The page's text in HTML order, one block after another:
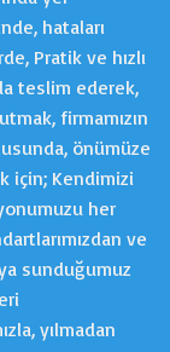
hataları
Pratik ve hızlı
teslim ederek,
firmamızın
önümüze
için; Kendimizi
her
ve
sunduğumuz
yılmadan